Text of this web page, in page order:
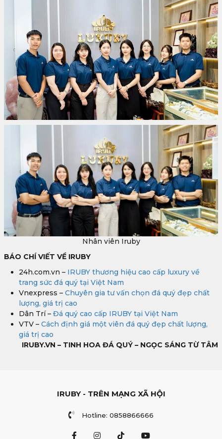
Nhân viên Iruby
BÁO CHÍ VIẾT VỀ IRUBY
24h.com.vn – IRUBY thương hiệu cao cấp luxury về
trang sức đá quý tại Việt Nam
Vnexpress – Chuyên gia tư vấn chọn đá quý đẹp chất
lượng, giá trị cao
Dân Trí – Đá quý cao cấp IRUBY tại Việt Nam
VTV – Cách định giá một viên đá quý đẹp chất lượng,
giá trị cao
IRUBY.VN – TINH HOA ĐÁ QUÝ – NGỌC SÁNG TỪ TÂM
IRUBY - TRÊN MẠNG XÃ HỘI
Hotline: 0858866666